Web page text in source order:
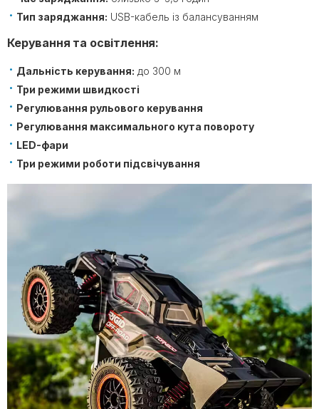
Тип заряджання: USB-кабель із балансуванням
Керування та освітлення:
Дальність керування: до 300 м
Три режими швидкості
Регулювання рульового керування
Регулювання максимального кута повороту
LED-фари
Три режими роботи підсвічування